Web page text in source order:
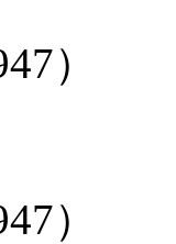
）
）